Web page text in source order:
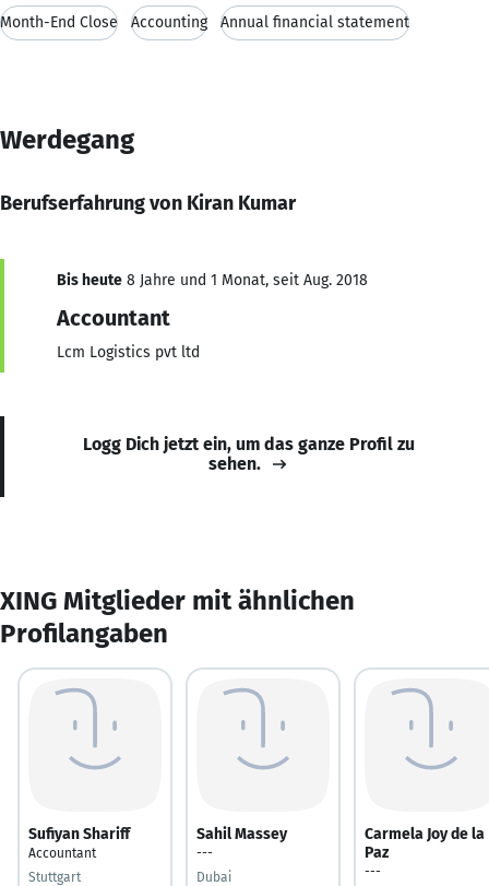
Month-End Close Accounting Annual financial statement
Werdegang
Berufserfahrung von Kiran Kumar
Bis heute 8 Jahre und 1 Monat, seit Aug. 2018
Accountant
Lcm Logistics pvt ltd
Logg Dich jetzt ein, um das ganze Profil zu
sehen.
XING Mitglieder mit ähnlichen
Profilangaben
Sufiyan Shariff
Accountant
Stuttgart
Sahil Massey
---
Dubai
Carmela Joy de la
Paz
---